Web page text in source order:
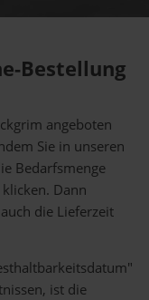
Bestellung
angeboten
Sie in unseren
Bedarfsmenge
Dann
die Lieferzeit
ist die